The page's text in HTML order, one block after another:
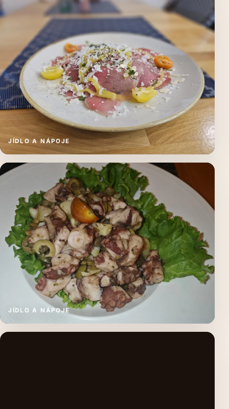
JÍDLO A NÁPOJE
JÍDLO A NÁPOJE